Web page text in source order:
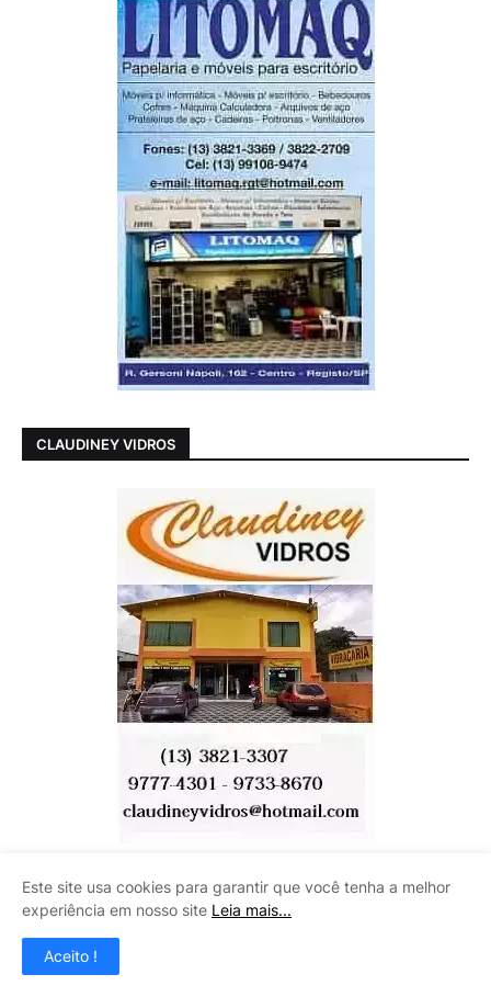
CLAUDINEY VIDROS
CENTRO AUTOMOTIVO INÁCIO
Este site usa cookies para garantir que você tenha a melhor
experiência em nosso site Leia mais...
Aceito !